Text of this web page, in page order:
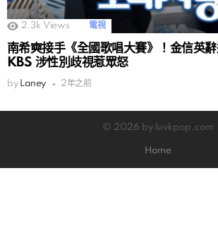
2.3k Views 電視
南希奭接手《全國歌唱大賽》！金信英辭
KBS 涉性別歧視惹眾怒
by Laney 2年之前
© 2026 by luvkpop.com
Home